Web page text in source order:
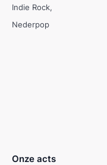
Indie Rock
Nederpop
Onze acts